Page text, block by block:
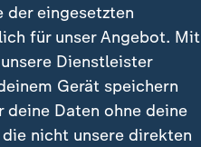
der eingesetzten
für unser Angebot. Mit
Dienstleister
Gerät speichern
Daten ohne deine
nicht unsere direkten